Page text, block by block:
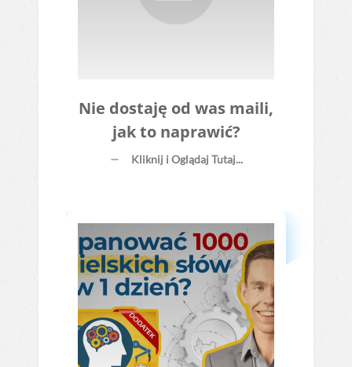
Nie dostaję od was maili,
jak to naprawić?
Kliknij i Oglądaj Tutaj...